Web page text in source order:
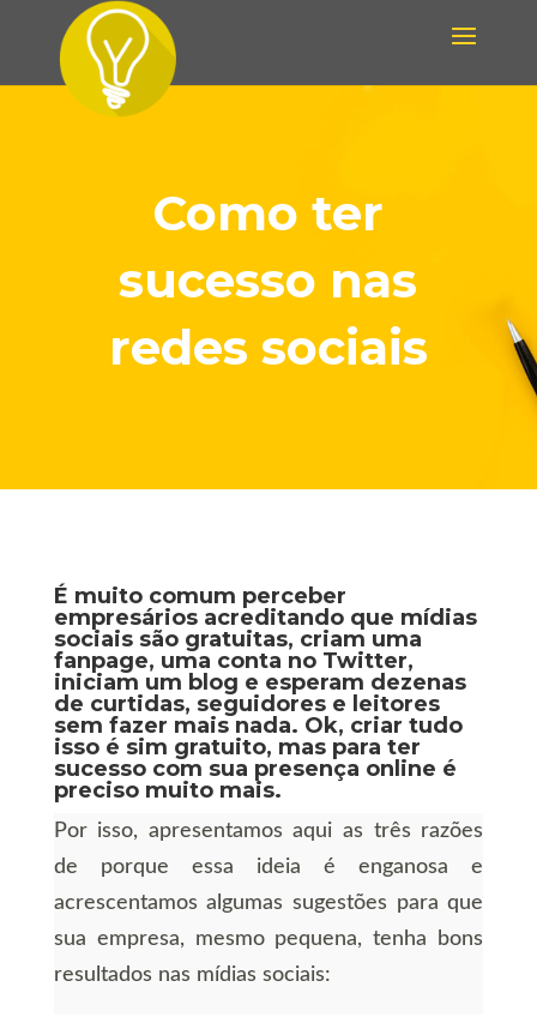
Como ter
sucesso nas
redes sociais
É muito comum perceber
empresários acreditando que mídias
sociais são gratuitas, criam uma
fanpage, uma conta no Twitter,
iniciam um blog e esperam dezenas
de curtidas, seguidores e leitores
sem fazer mais nada. Ok, criar tudo
isso é sim gratuito, mas para ter
sucesso com sua presença online é
preciso muito mais.
Por isso, apresentamos aqui as três razões
de porque essa ideia é enganosa e
acrescentamos algumas sugestões para que
sua empresa, mesmo pequena, tenha bons
resultados nas mídias sociais: